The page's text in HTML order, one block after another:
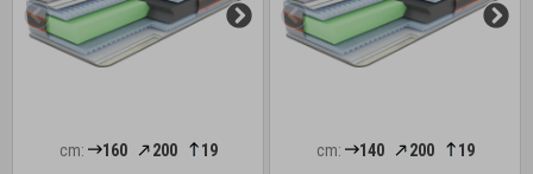
cm: 160 200
19
cm: 140 200
19